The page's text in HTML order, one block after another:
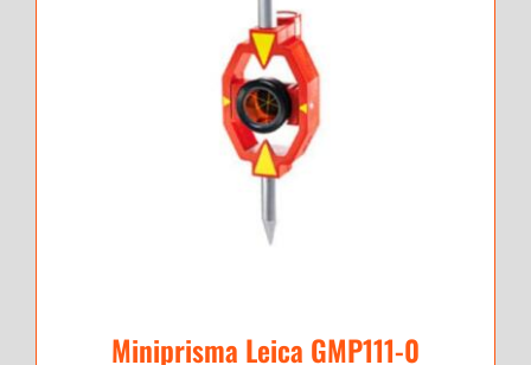
Miniprisma Leica GMP111-0